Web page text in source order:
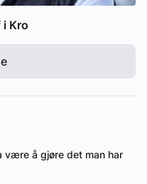
i Kro
være å gjøre det man har